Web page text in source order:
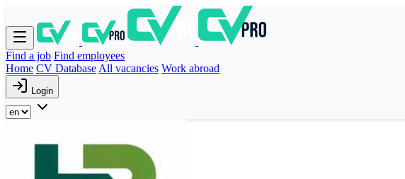
Find a job Find employees
Home CV Database All vacancies Work abroad
Login